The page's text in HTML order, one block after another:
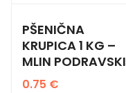
PŠENIČNA
KRUPICA 1 KG –
MLIN PODRAVSKI
0.75 €